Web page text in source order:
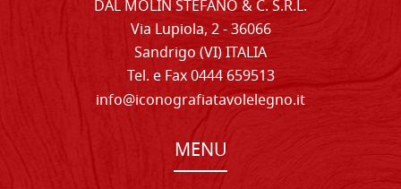
DAL MOLIN STEFANO & C. S.R.L.
Via Lupiola, 2 - 36066
Sandrigo (VI) ITALIA
Tel. e Fax 0444 659513
info@iconografiatavolelegno.it
MENU